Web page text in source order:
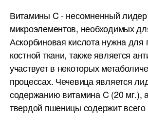
Витамины C - несомненный
микроэлементов, необходимых
Аскорбиновая кислота нужна для
костной ткани, также является
участвует в некоторых
процессах. Чечевица является
содержанию витамина C (20 мг.),
твердой пшеницы содержит